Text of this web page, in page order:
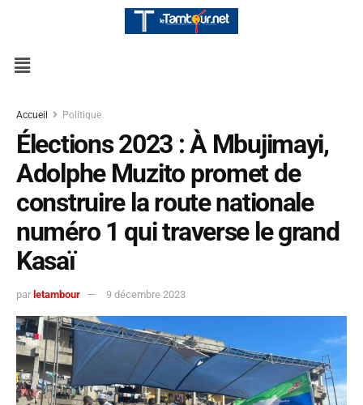
Accueil Politique
Élections 2023 : À Mbujimayi,
Adolphe Muzito promet de
construire la route nationale
numéro 1 qui traverse le grand
Kasaï
par letambour 9 décembre 2023